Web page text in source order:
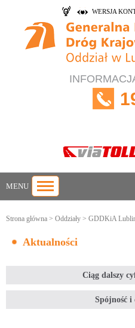
WERSJA
MENU
Strona główna > Oddziały > GDDKiA
Aktualności
Ciąg dalszy
Spójność i